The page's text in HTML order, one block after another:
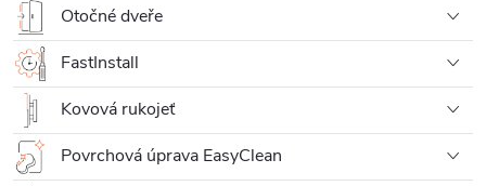
Otočné dveře
FastInstall
Kovová rukojeť
Povrchová úprava EasyClean